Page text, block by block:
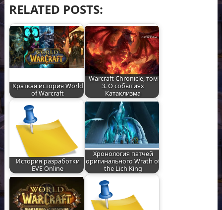
RELATED POSTS:
Краткая история World
of Warcraft
Warcraft Chronicle, том
3. О событиях
Катаклизма
История разработки
EVE Online
Хронология патчей
оригинального Wrath of
the Lich King